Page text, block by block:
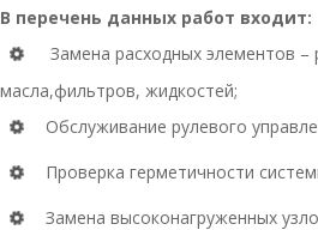
В перечень данных работ входит:
Замена расходных элементов –
масла,фильтров, жидкостей;
Обслуживание рулевого
Проверка герметичности
Замена высоконагруженных